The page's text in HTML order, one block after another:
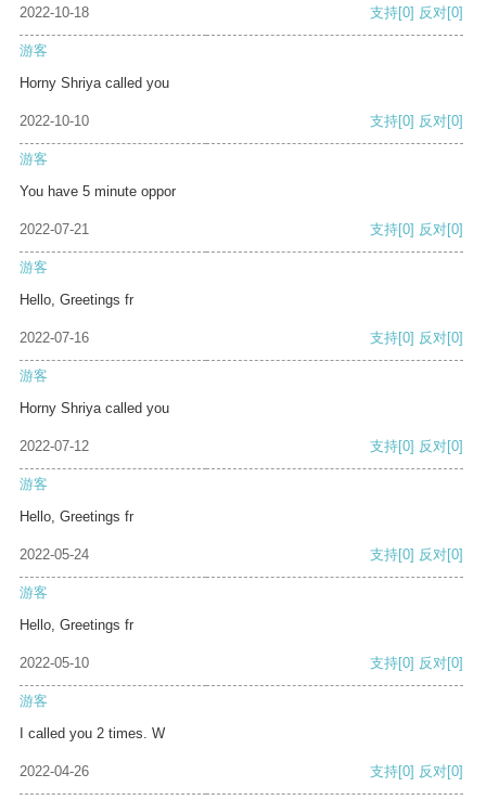
2022-10-18 支持[0] 反对[0]
游客
Horny Shriya called you
2022-10-10 支持[0] 反对[0]
游客
You have 5 minute oppor
2022-07-21 支持[0] 反对[0]
游客
Hello, Greetings fr
2022-07-16 支持[0] 反对[0]
游客
Horny Shriya called you
2022-07-12 支持[0] 反对[0]
游客
Hello, Greetings fr
2022-05-24 支持[0] 反对[0]
游客
Hello, Greetings fr
2022-05-10 支持[0] 反对[0]
游客
I called you 2 times. W
2022-04-26 支持[0] 反对[0]